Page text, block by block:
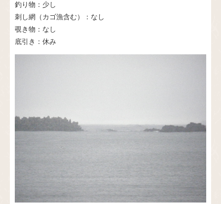
釣り物：少し
刺し網（カゴ漁含む）：なし
覗き物：なし
底引き：休み